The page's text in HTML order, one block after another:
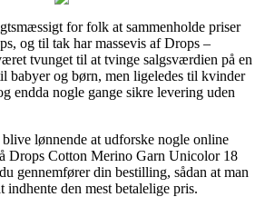
for folk at sammenholde priser
og til tak har massevis af Drops –
tvunget til at tvinge salgsværdien på en
babyer og børn, men ligeledes til kvinder
endda nogle gange sikre levering uden
lønnende at udforske nogle online
Drops Cotton Merino Garn Unicolor 18
gennemfører din bestilling, sådan at man
indhente den mest betalelige pris.